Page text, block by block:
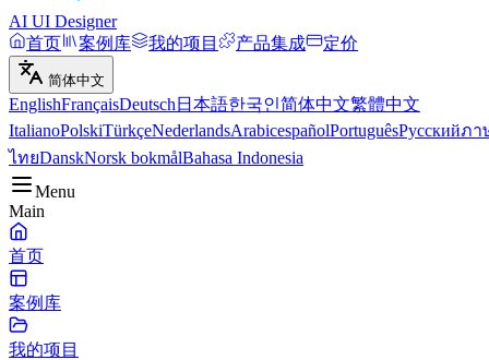
AI UI Designer
首页
案例库 我的项目 产品集成 定价
简体中文
EnglishFrançaisDeutsch 日本語한국인简体中文繁體中文
ItalianoPolskiTürkçeNederlandsArabicespañolPortuguêsРусскийภา
ไทยDanskNorsk bokmålBahasa Indonesia
Menu
Main
首页
案例库
我的项目